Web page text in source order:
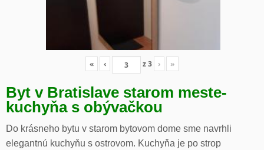
« ‹ z3 › »
Byt v Bratislave starom meste-
kuchyňa s obývačkou
Do krásneho bytu v starom bytovom dome sme navrhli
elegantnú kuchyňu s ostrovom. Kuchyňa je po strop